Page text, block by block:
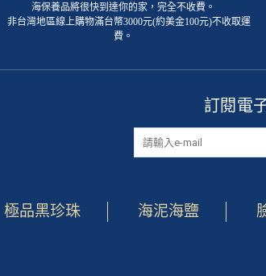
海保養品將很快到達你的家，完全不收費。
非台灣地區線上購物滿台幣3000元(約美金100元)不收取運
費。
訂閱電
極品黑珍珠 海泥海鹽